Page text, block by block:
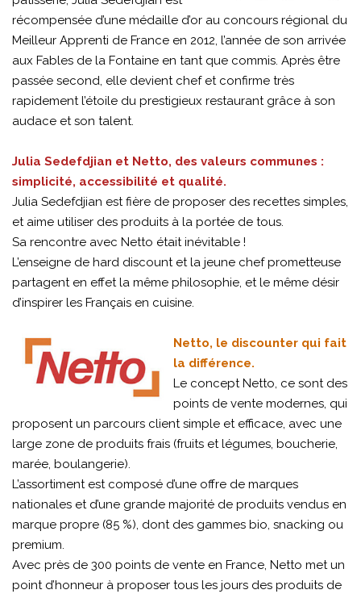
récompensée d’une médaille d’or au concours régional du
Meilleur Apprenti de France en 2012, l’année de son arrivée
aux Fables de la Fontaine en tant que commis. Après être
passée second, elle devient chef et confirme très
rapidement l’étoile du prestigieux restaurant grâce à son
audace et son talent.
Julia Sedefdjian et Netto, des valeurs communes :
simplicité, accessibilité et qualité.
Julia Sedefdjian est fière de proposer des recettes simples,
et aime utiliser des produits à la portée de tous.
Sa rencontre avec Netto était inévitable !
L’enseigne de hard discount et la jeune chef prometteuse
partagent en effet la même philosophie, et le même désir
d’inspirer les Français en cuisine.
Netto, le discounter qui fait
la différence.
Le concept Netto, ce sont des
points de vente modernes, qui
proposent un parcours client simple et efficace, avec une
large zone de produits frais (fruits et légumes, boucherie,
marée, boulangerie).
L’assortiment est composé d’une offre de marques
nationales et d’une grande majorité de produits vendus en
marque propre (85 %), dont des gammes bio, snacking ou
premium.
Avec près de 300 points de vente en France, Netto met un
point d’honneur à proposer tous les jours des produits de